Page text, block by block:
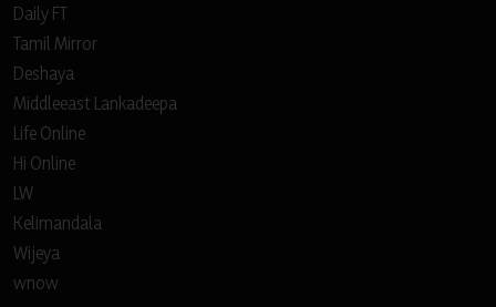
Daily FT
Tamil Mirror
Deshaya
Middleeast Lankadeepa
Life Online
Hi Online
LW
Kelimandala
Wijeya
wnow